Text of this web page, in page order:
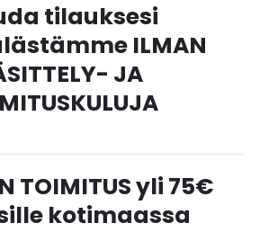
tilauksesi
ILMAN
JA
TOIMITUS yli 75€
kotimaassa